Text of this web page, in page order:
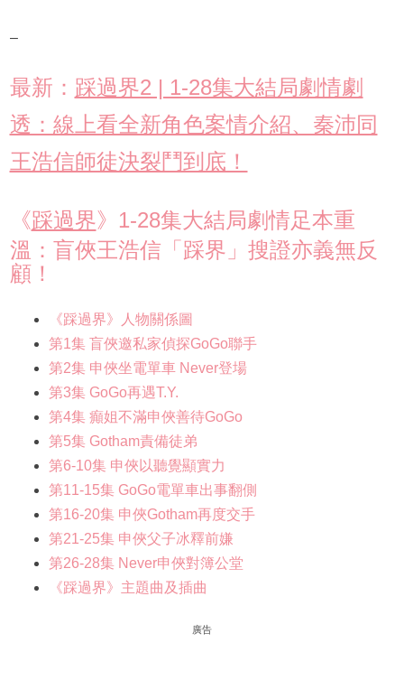
–
最新： 踩過界2 | 1-28集大結局劇情劇
透：線上看全新角色案情介紹、秦沛同
王浩信師徒決裂鬥到底！
《踩過界》1-28集大結局劇情足本重
溫：盲俠王浩信「踩界」搜證亦義無反
顧！
《踩過界》人物關係圖
第1集 盲俠邀私家偵探GoGo聯手
第2集 申俠坐電單車 Never登場
第3集 GoGo再遇T.Y.
第4集 癲姐不滿申俠善待GoGo
第5集 Gotham責備徒弟
第6-10集 申俠以聽覺顯實力
第11-15集 GoGo電單車出事翻側
第16-20集 申俠Gotham再度交手
第21-25集 申俠父子冰釋前嫌
第26-28集 Never申俠對簿公堂
《踩過界》主題曲及插曲
廣告